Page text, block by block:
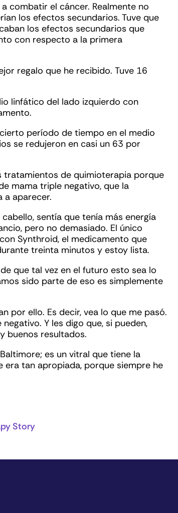
combatir el cáncer. Realmente no
los efectos secundarios. Tuve que
los efectos secundarios que
con respecto a la primera
regalo que he recibido. Tuve 16
linfático del lado izquierdo con
período de tiempo en el medio
se redujeron en casi un 63 por
tratamientos de quimioterapia porque
mama triple negativo, que la
a aparecer.
sentía que tenía más energía
pero no demasiado. El único
Synthroid, el medicamento que
treinta minutos y estoy lista.
que tal vez en el futuro esto sea lo
sido parte de eso es simplemente
por ello. Es decir, vea lo que me pasó.
Y les digo que, si pueden,
buenos resultados.
es un vitral que tiene la
era tan apropiada, porque siempre he
Story